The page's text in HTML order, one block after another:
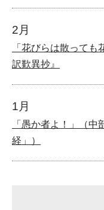
2月
「花びらは散って
訳歎異抄』
1月
「愚か者よ！」（
経」）